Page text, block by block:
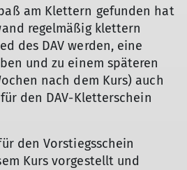
am Klettern gefunden hat
regelmäßig klettern
des DAV werden, eine
und zu einem späteren
nach dem Kurs) auch
den DAV-Kletterschein
den Vorstiegsschein
Kurs vorgestellt und